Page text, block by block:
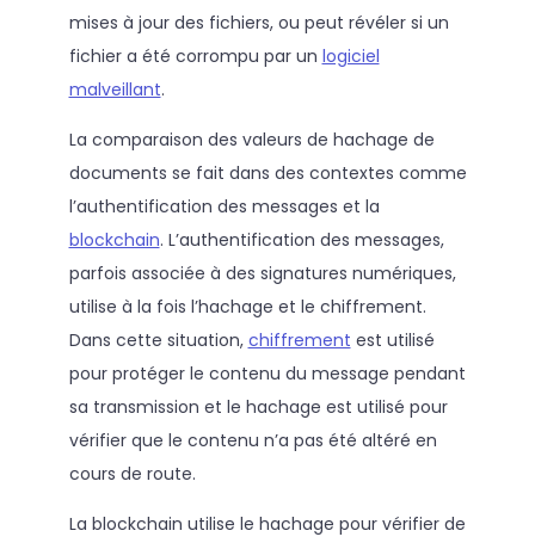
mises à jour des fichiers, ou peut révéler si un
fichier a été corrompu par un logiciel
malveillant.
La comparaison des valeurs de hachage de
documents se fait dans des contextes comme
l’authentification des messages et la
blockchain. L’authentification des messages,
parfois associée à des signatures numériques,
utilise à la fois l’hachage et le chiffrement.
Dans cette situation, chiffrement est utilisé
pour protéger le contenu du message pendant
sa transmission et le hachage est utilisé pour
vérifier que le contenu n’a pas été altéré en
cours de route.
La blockchain utilise le hachage pour vérifier de